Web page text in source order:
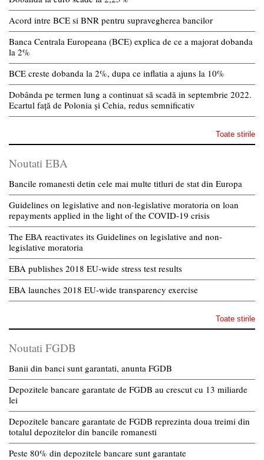
Acord intre BCE si BNR pentru supravegherea bancilor
Banca Centrala Europeana (BCE) explica de ce a majorat dobanda
la 2%
BCE creste dobanda la 2%, dupa ce inflatia a ajuns la 10%
Dobânda pe termen lung a continuat să scadă in septembrie 2022.
Ecartul față de Polonia și Cehia, redus semnificativ
Toate stirile
Noutati EBA
Bancile romanesti detin cele mai multe titluri de stat din Europa
Guidelines on legislative and non-legislative moratoria on loan
repayments applied in the light of the COVID-19 crisis
The EBA reactivates its Guidelines on legislative and non-
legislative moratoria
EBA publishes 2018 EU-wide stress test results
EBA launches 2018 EU-wide transparency exercise
Toate stirile
Noutati FGDB
Banii din banci sunt garantati, anunta FGDB
Depozitele bancare garantate de FGDB au crescut cu 13 miliarde
lei
Depozitele bancare garantate de FGDB reprezinta doua treimi din
totalul depozitelor din bancile romanesti
Peste 80% din depozitele bancare sunt garantate